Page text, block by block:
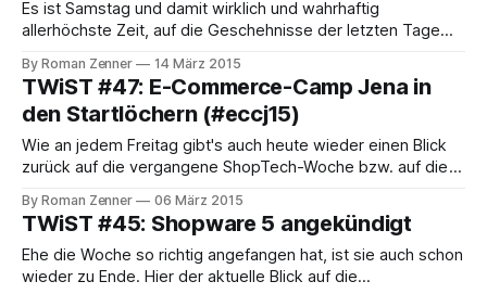
müssen. Im Commercetools-Blog habe ich
Es ist Samstag und damit wirklich und wahrhaftig
allerhöchste Zeit, auf die Geschehnisse der letzten Tage
begonnen, heute steht Tag 2 auf dem Programm. Einen
ausführlichen Recap wird es natürlich später im Blog noch
geben - 6 Stunden Rückfahrt wollen schließlich überbrückt
werden - an
By Roman Zenner 14 März 2015
TWiST #47: E-Commerce-Camp Jena in
den Startlöchern (#eccj15)
Wie an jedem Freitag gibt's auch heute wieder einen Blick
zurück auf die vergangene ShopTech-Woche bzw. auf die
das E-Commerce-Camp in Jena statt, und man braucht nur
einen kleinen Blick auf die Session-Seite zu werfen
By Roman Zenner 06 März 2015
TWiST #45: Shopware 5 angekündigt
Ehe die Woche so richtig angefangen hat, ist sie auch schon
wieder zu Ende. Hier der aktuelle Blick auf die